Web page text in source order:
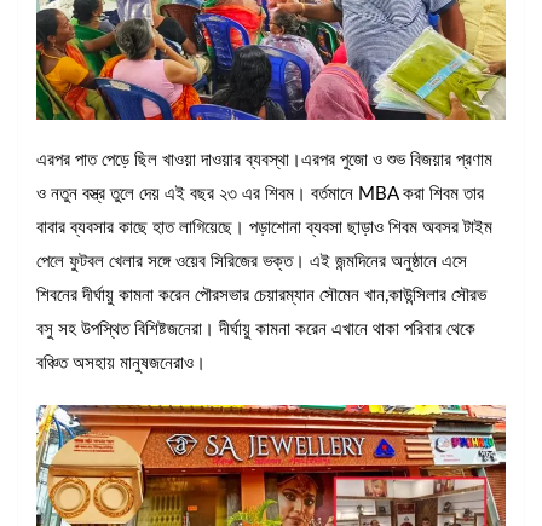
এরপর পাত পেড়ে ছিল খাওয়া দাওয়ার ব্যবস্থা।এরপর পুজো ও শুভ বিজয়ার প্রণাম
ও নতুন বস্ত্র তুলে দেয় এই বছর ২৩ এর শিবম। বর্তমানে MBA করা শিবম তার
বাবার ব্যবসার কাছে হাত লাগিয়েছে। পড়াশোনা ব্যবসা ছাড়াও শিবম অবসর টাইম
পেলে ফুটবল খেলার সঙ্গে ওয়েব সিরিজের ভক্ত। এই জন্মদিনের অনুষ্ঠানে এসে
শিবনের দীর্ঘায়ু কামনা করেন পৌরসভার চেয়ারম্যান সৌমেন খান,কাউন্সিলার সৌরভ
বসু সহ উপস্থিত বিশিষ্টজনেরা। দীর্ঘায়ু কামনা করেন এখানে থাকা পরিবার থেকে
বঞ্চিত অসহায় মানুষজনেরাও।